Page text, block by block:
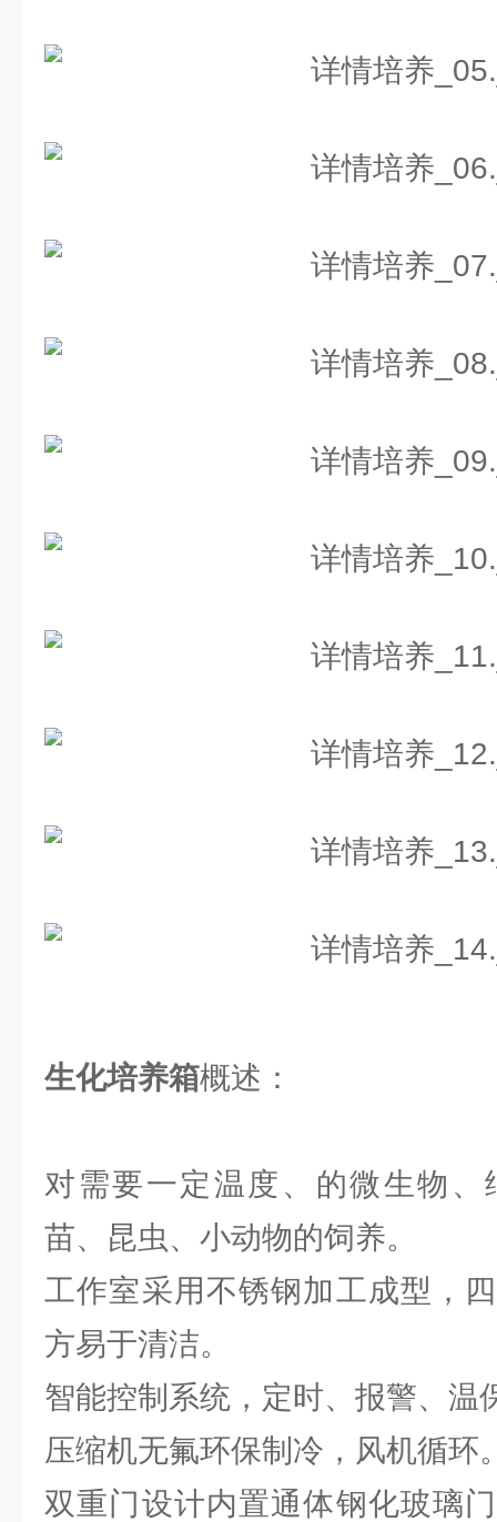
生化培养箱概述：
对需要一定温度、的微生物
苗、昆虫、小动物的饲养。
工作室采用不锈钢加工成型，
方易于清洁。
智能控制系统，定时、报警、温
压缩机无氟环保制冷，风机循环
双重门设计内置通体钢化玻璃